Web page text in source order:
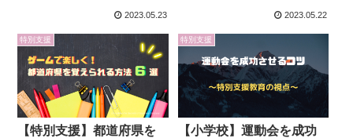
教育課程～教科等を合わ
2023.05.23 2023.05.22
特別支援
【特別支援】都道府県を
特別支援
【小学校】運動会を成功